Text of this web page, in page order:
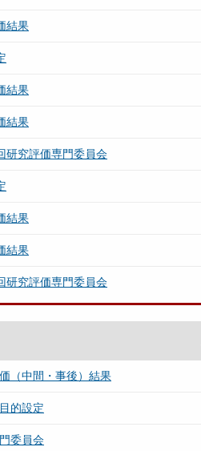
結果
結果
結果
究評価専門委員会
結果
結果
究評価専門委員会
（中間・事後）結果
的設定
委員会